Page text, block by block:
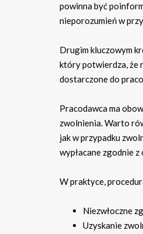
powinna być
nieporozumień w
Drugim kluczowym
który potwierdza, że
dostarczone do
Pracodawca ma
zwolnienia. Warto
jak w przypadku
wypłacane zgodnie
W praktyce,
Niezwłoczne
Uzyskanie